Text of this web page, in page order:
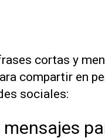
cortas y
compartir en
sociales: